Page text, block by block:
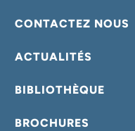
CONTACTEZ NOUS
ACTUALITÉS
BIBLIOTHÈQUE
BROCHURES